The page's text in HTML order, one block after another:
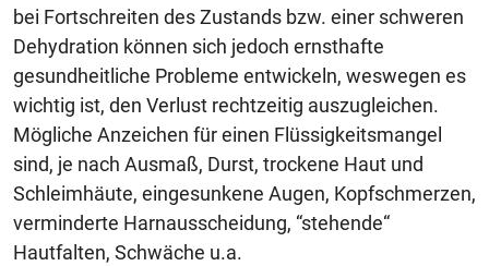
bei Fortschreiten des Zustands bzw. einer schweren
Dehydration können sich jedoch ernsthafte
gesundheitliche Probleme entwickeln, weswegen es
wichtig ist, den Verlust rechtzeitig auszugleichen.
Mögliche Anzeichen für einen Flüssigkeitsmangel
sind, je nach Ausmaß, Durst, trockene Haut und
Schleimhäute, eingesunkene Augen, Kopfschmerzen,
verminderte Harnausscheidung, “stehende“
Hautfalten, Schwäche u.a.